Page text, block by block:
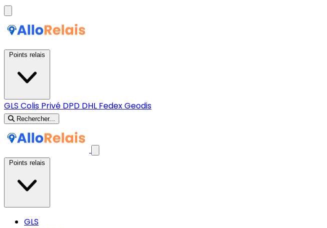
GLS Colis Privé DPD DHL FedexGeodis
Rechercher...
GLS